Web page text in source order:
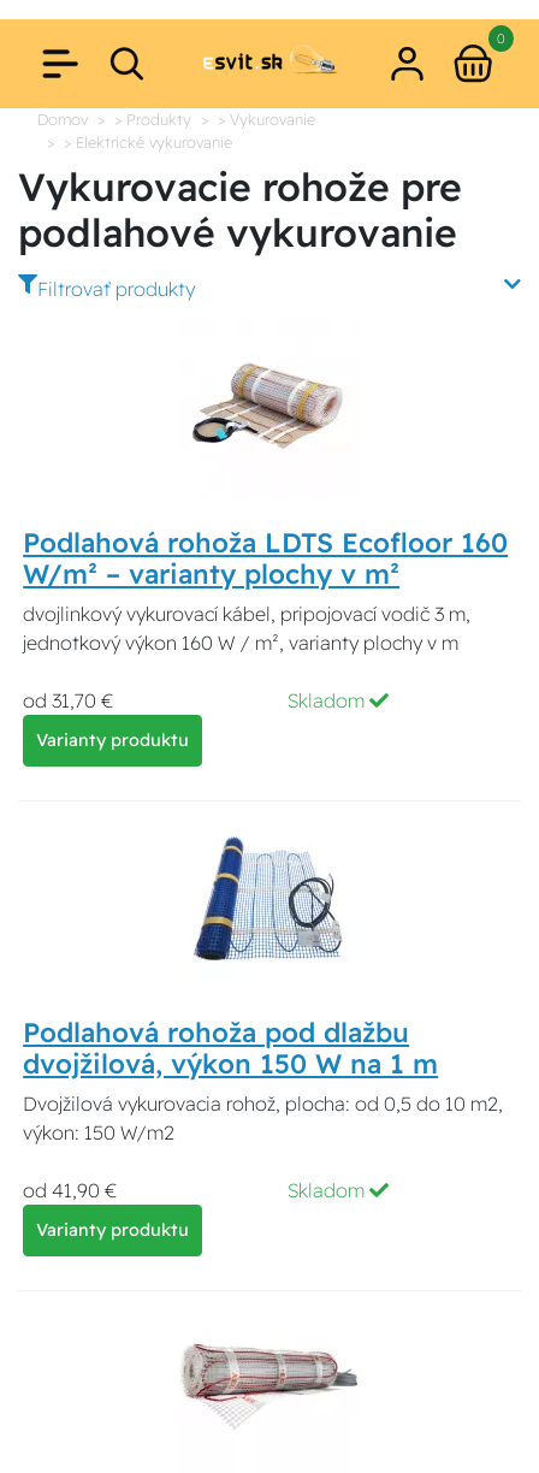
0
Domov > Produkty
> Vykurovanie
> Elektrické vykurovanie
Vykurovacie rohože pre
podlahové vykurovanie
Filtrovať produkty
Podlahová rohoža LDTS Ecofloor 160
W/m² – varianty plochy v m²
dvojlinkový vykurovací kábel, pripojovací vodič 3 m,
jednotkový výkon 160 W / m², varianty plochy v m
od 31,70 € Skladom
Varianty produktu
Podlahová rohoža pod dlažbu
dvojžilová, výkon 150 W na 1 m
Dvojžilová vykurovacia rohož, plocha: od 0,5 do 10 m2,
výkon: 150 W/m2
od 41,90 € Skladom
Varianty produktu